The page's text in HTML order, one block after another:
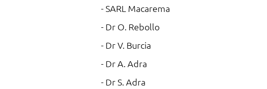
- SARL Macarema
- Dr O. Rebollo
- Dr V. Burcia
- Dr A. Adra
- Dr S. Adra